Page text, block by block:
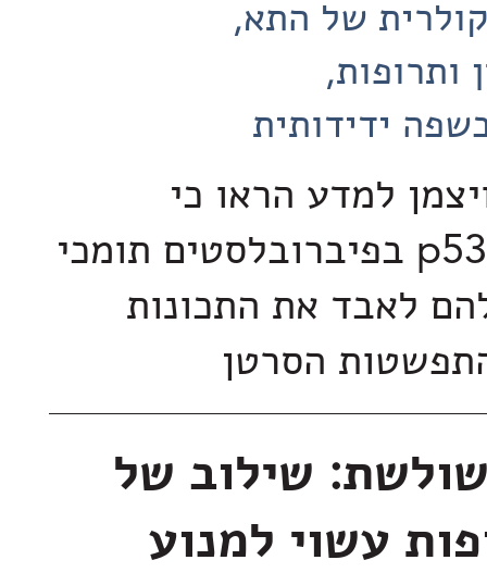
של התא
ותרופות
ידידותית
למדע הראו כי
השתקת הגן p53 בפיברובלסטים תומכי
לאבד את התכונות
הסרטן
שילוב של
עשוי למנוע